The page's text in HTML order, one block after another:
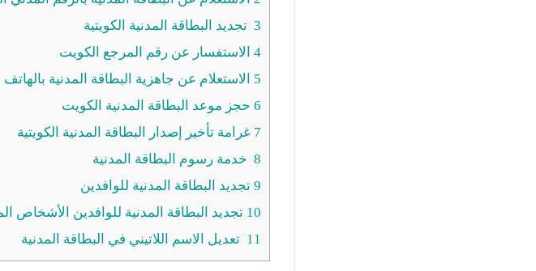
3تجديد البطاقة المدنية الكويتية
4الاستفسار عن رقم المرجع الكويت
5 الاستعلام عن جاهزية البطاقة المدنية بالهاتف
6حجز موعد البطاقة المدنية الكويت
7 غرامة تأخير إصدار البطاقة المدنية الكويتية
8خدمة رسوم البطاقة المدنية
9تجديد البطاقة المدنية للوافدين
10 تجديد البطاقة المدنية للوافدين الأشخاص
11 تعديل الاسم اللاتيني في البطاقة المدنية